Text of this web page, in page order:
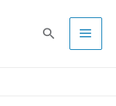
Pesquisa